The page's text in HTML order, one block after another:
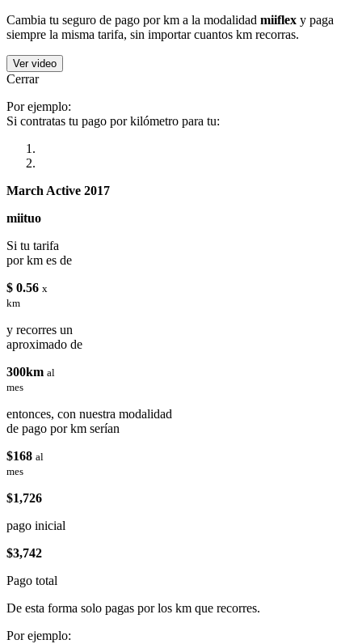
Cambia tu seguro de pago por km a la modalidad miiflex y paga
siempre la misma tarifa, sin importar cuantos km recorras.
Ver video
Cerrar
Por ejemplo:
Si contratas tu pago por kilómetro para tu:
March Active 2017
miituo
Si tu tarifa
por km es de
$ 0.56 x
km
y recorres un
aproximado de
300km al
mes
entonces, con nuestra modalidad
de pago por km serían
$168 al
mes
$1,726
pago inicial
$3,742
Pago total
De esta forma solo pagas por los km que recorres.
Por ejemplo: